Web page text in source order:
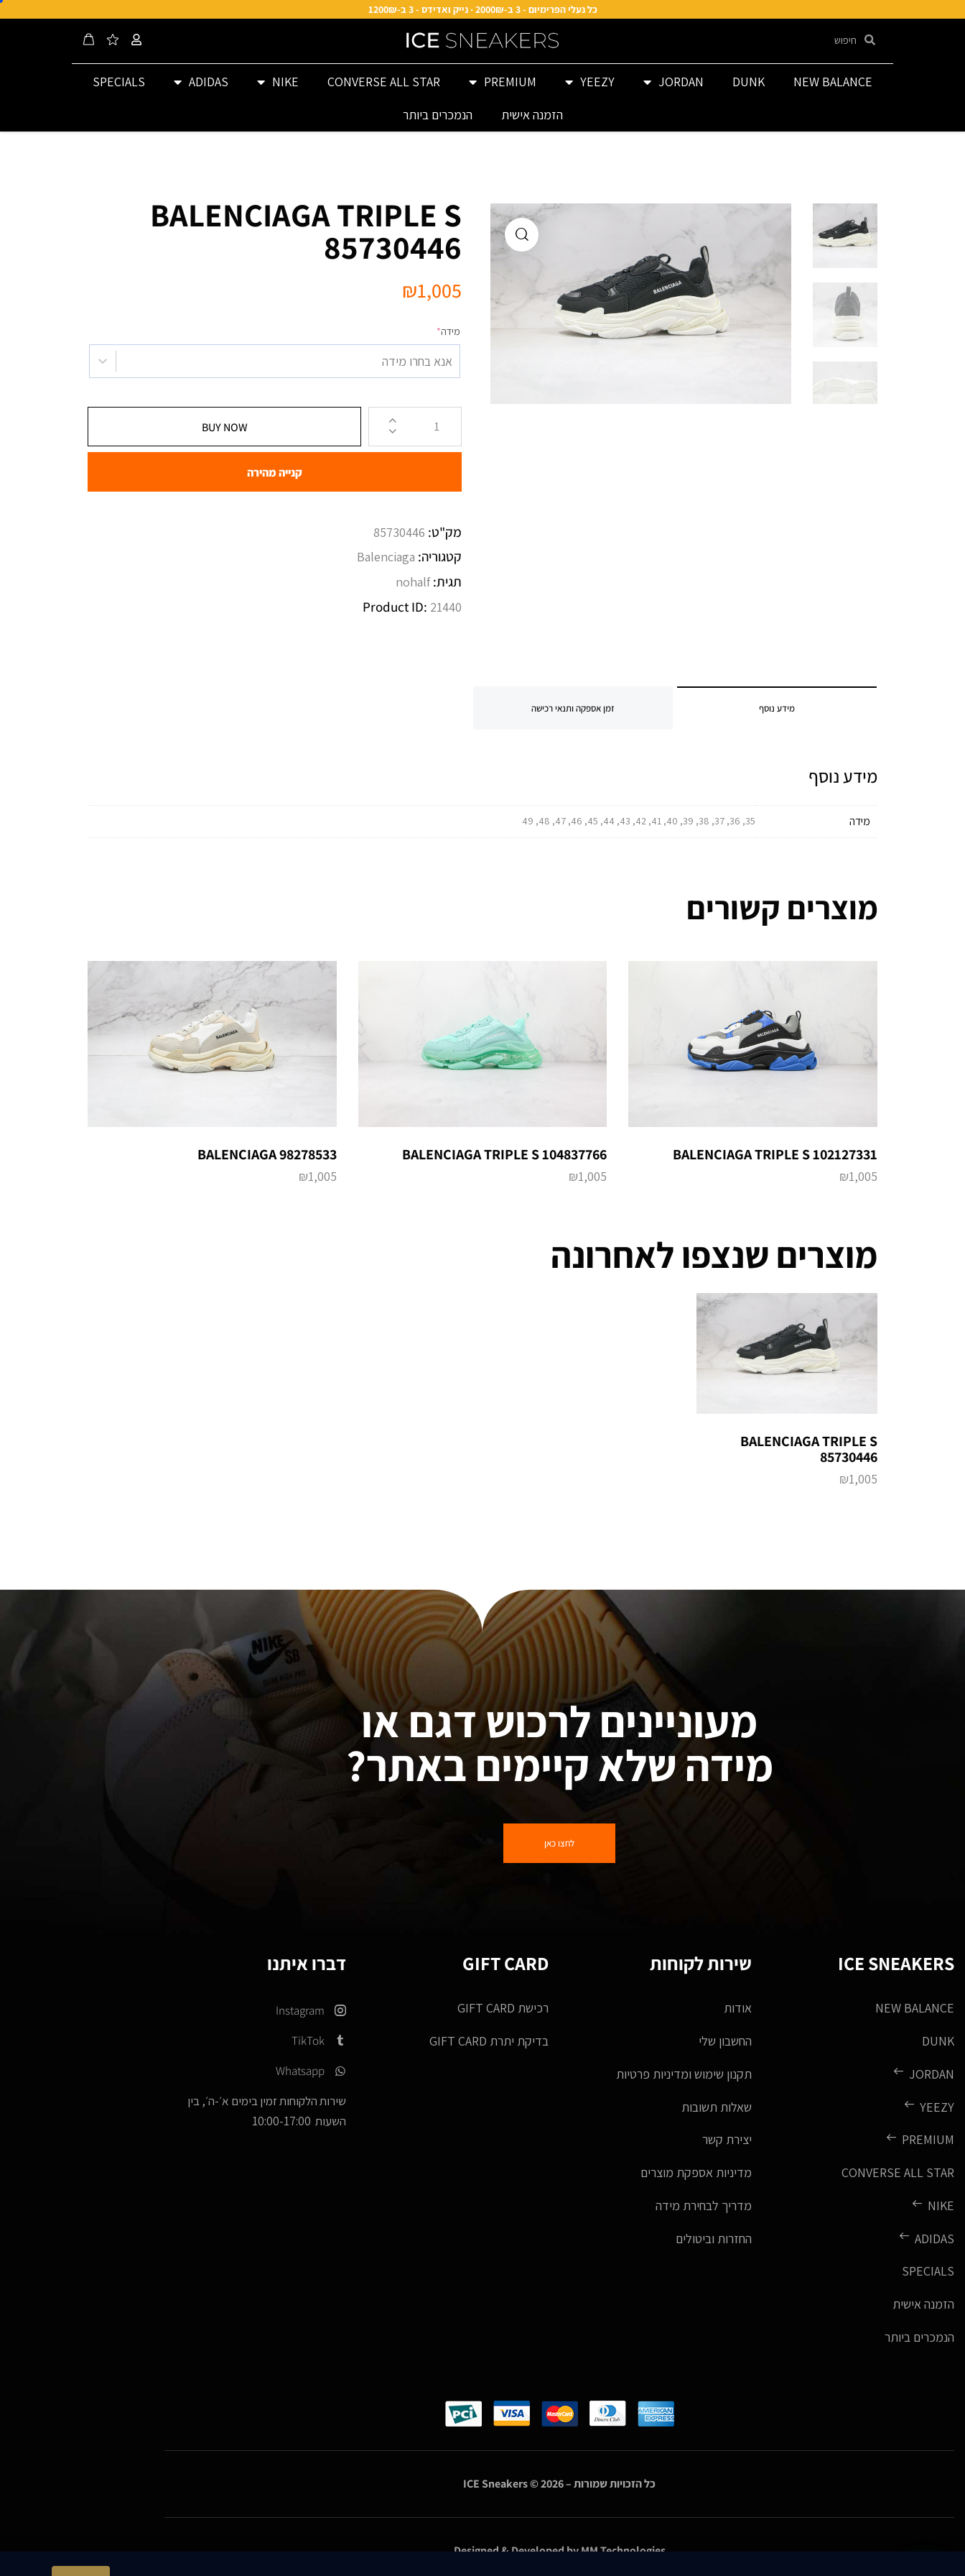
כל נעלי הפרימיום - 3 ב-2000₪ · נייק ואדידס - 3 ב-1200₪
NEW BALANCE
DUNK
JORDAN
YEEZY
PREMIUM
CONVERSE ALL STAR
NIKE
ADIDAS
SPECIALS
הזמנה אישית
הנמכרים ביותר
BALENCIAGA TRIPLE S
85730446
₪1,005
מידה*
אנא בחרו מידה
BUY NOW
קנייה מהירה
מק"ט: 85730446
קטגוריה: Balenciaga
תגית:nohalf
Product ID: 21440
מידע נוסף זמן אספקה ותנאי רכישה
מידע נוסף
מידה 35, 36, 37, 38, 39, 40, 41, 42, 43, 44, 45, 46, 47, 48, 49
מוצרים קשורים
BALENCIAGA TRIPLE S 102127331
₪1,005
BALENCIAGA TRIPLE S 104837766
₪1,005
BALENCIAGA 98278533
₪1,005
מוצרים שנצפו לאחרונה
BALENCIAGA TRIPLE S
85730446
₪1,005
מעוניינים לרכוש דגם או
מידה שלא קיימים באתר?
לחצו כאן
ICE SNEAKERS
NEW BALANCE
DUNK
JORDAN
YEEZY
PREMIUM
CONVERSE ALL STAR
NIKE
ADIDAS
SPECIALS
הזמנה אישית
הנמכרים ביותר
שירות לקוחות
אודות
החשבון שלי
תקנון שימוש ומדיניות פרטיות
שאלות תשובות
יצירת קשר
מדיניות אספקת מוצרים
מדריך לבחירת מידה
החזרות וביטולים
GIFT CARD
רכישת GIFT CARD
בדיקת יתרת GIFT CARD
דברו איתנו
Instagram
TikTok
Whatsapp
שירות הלקוחות זמין בימים א׳-ה׳, בין
השעות 10:00-17:00
כל הזכויות שמורות – ICE Sneakers© 2026
Designed & Developed byMM Technologies